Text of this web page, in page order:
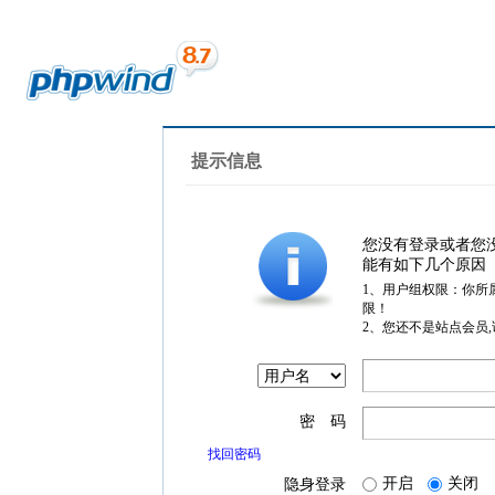
提示信息
您没有登录或者您
能有如下几个原因
1、用户组权限：你所
限！
2、您还不是站点会员
密 码
找回密码
隐身登录 开启 关闭